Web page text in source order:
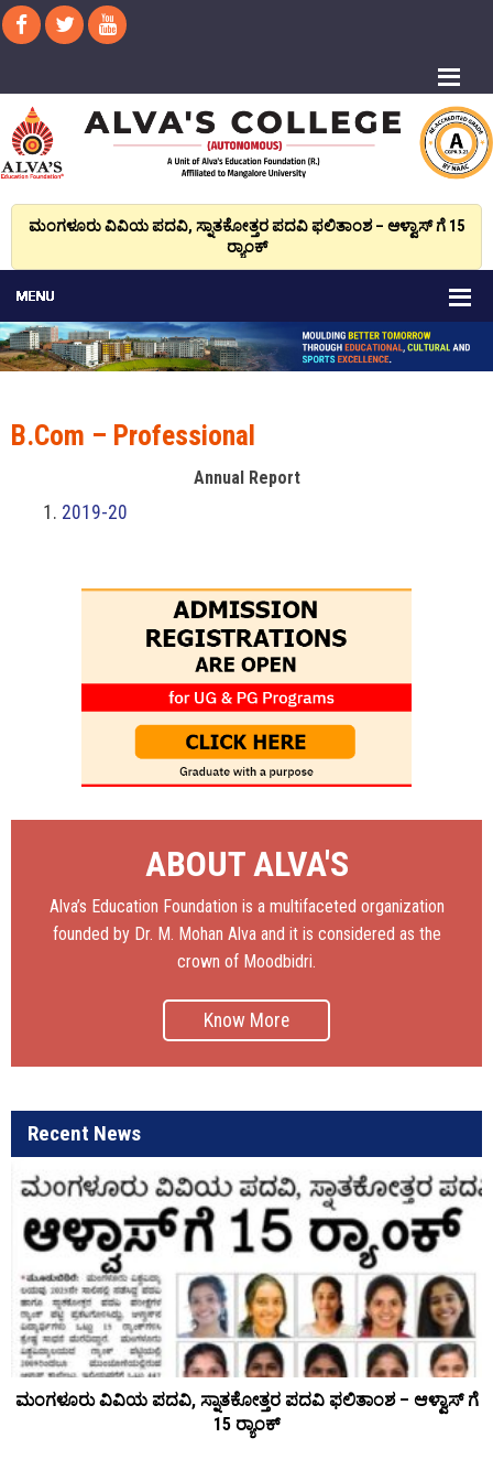
ಮಂಗಳೂರು ವಿವಿಯ ಪದವಿ, ಸ್ನಾತಕೋತ್ತರ ಪದವಿ ಫಲಿತಾಂಶ – ಆಳ್ವಾಸ್ ಗೆ 15
ರ್‍ಯಾಂಕ್‌
B.Com – Professional
Annual Report
2019-20
ABOUT ALVA'S
Alva’s Education Foundation is a multifaceted organization
founded by Dr. M. Mohan Alva and it is considered as the
crown of Moodbidri.
Know More
Recent News
ಮಂಗಳೂರು ವಿವಿಯ ಪದವಿ, ಸ್ನಾತಕೋತ್ತರ ಪದವಿ ಫಲಿತಾಂಶ – ಆಳ್ವಾಸ್ ಗೆ
15 ರ್‍ಯಾಂಕ್‌